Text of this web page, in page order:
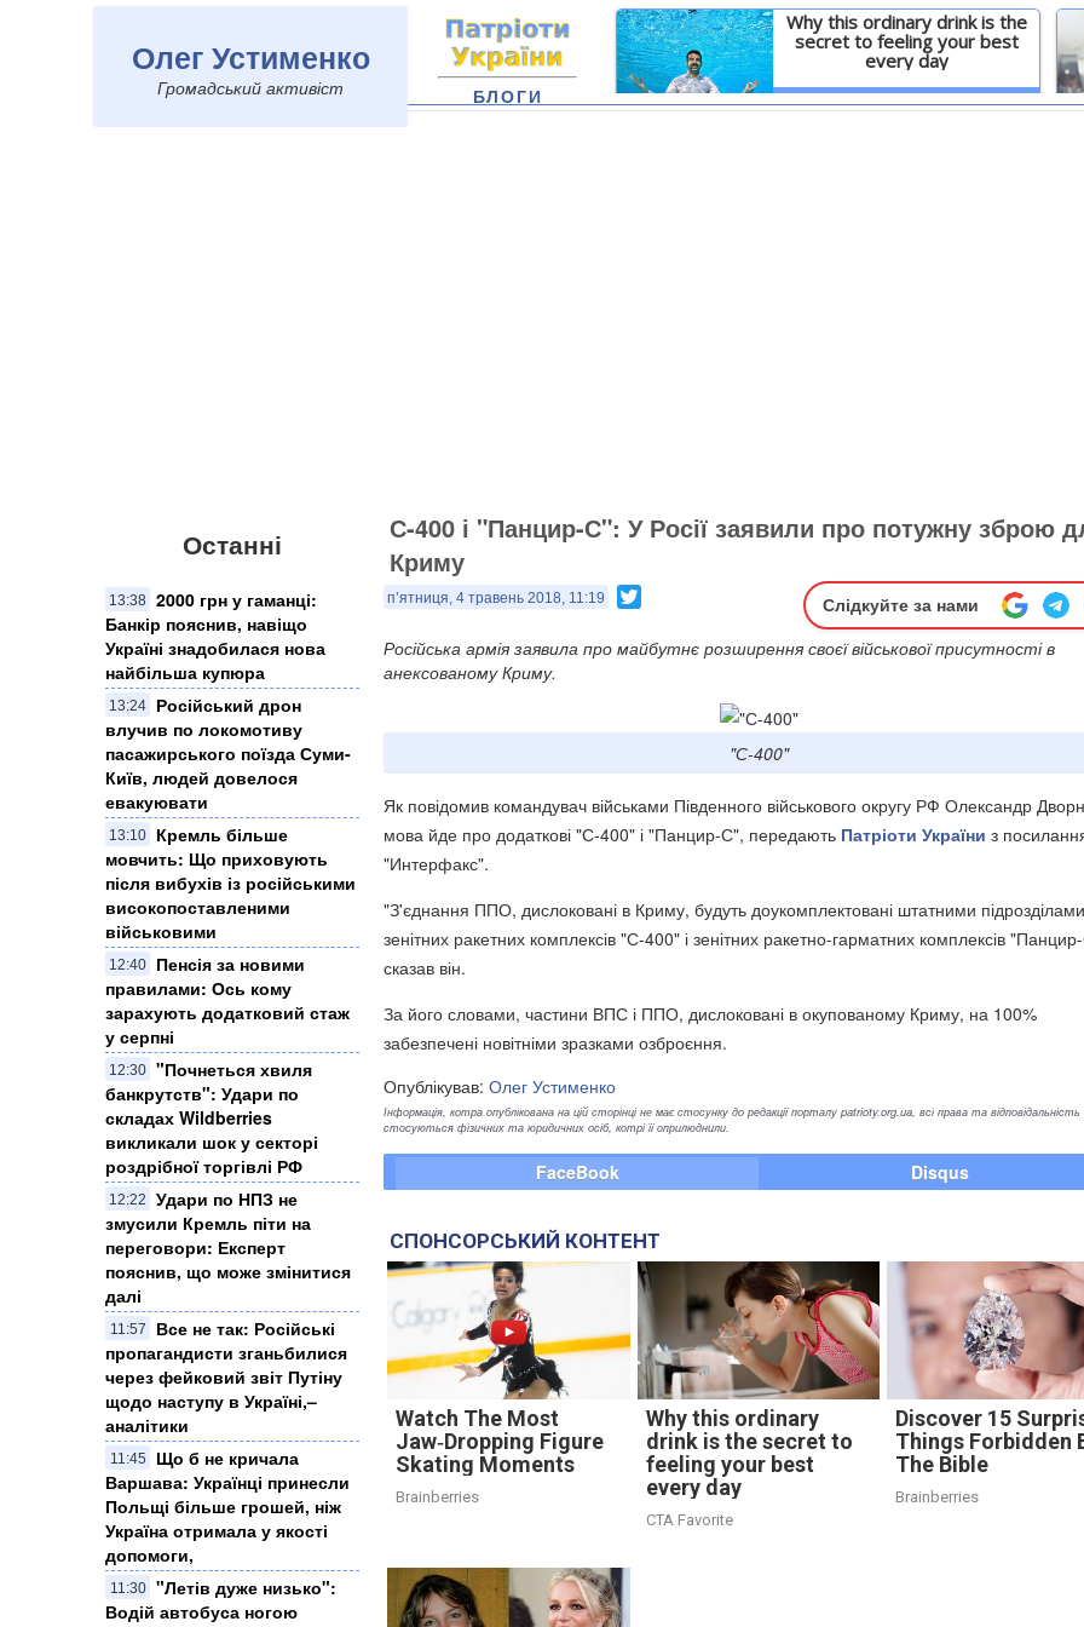
Олег Устименко
Громадський активіст
Why this ordinary drink is the
secret to feeling your best
every day
Детальніше
БЛОГИ
Останні
13:38 2000 грн у гаманці:
Банкір пояснив, навіщо
Україні знадобилася нова
найбільша купюра
13:24
Російський дрон
влучив по локомотиву
пасажирського поїзда Суми-
Київ, людей довелося
евакуювати
13:10
Кремль більше
мовчить: Що приховують
після вибухів із російськими
високопоставленими
військовими
12:40
Пенсія за новими
правилами: Ось кому
зарахують додатковий стаж
у серпні
12:30 "Почнеться хвиля
банкрутств": Удари по
складах Wildberries
викликали шок у секторі
роздрібної торгівлі РФ
12:22
Удари по НПЗ не
змусили Кремль піти на
переговори: Експерт
пояснив, що може змінитися
далі
11:57
Все не так: Російські
пропагандисти зганьбилися
через фейковий звіт Путіну
щодо наступу в Україні,–
аналітики
11:45
Що б не кричала
Варшава: Українці принесли
Польщі більше грошей, ніж
Україна отримала у якості
допомоги,
11:30
"Летів дуже низько":
Водій автобуса ногою
С-400 і "Панцир-С": У Росії заявили про потужну зброю
Криму
п’ятниця, 4 травень 2018, 11:19 Слідкуйте за нами
Російська армія заявила про майбутнє розширення своєї військової присутності в
анексованому Криму.
"С-400"
Як повідомив командувач військами Південного військового округу РФ Олександр
мова йде про додаткові "С-400" і "Панцир-С", передають Патріоти України з
"Интерфакс".
"З'єднання ППО, дислоковані в Криму, будуть доукомплектовані штатними підрозділами
зенітних ракетних комплексів "С-400" і зенітних ракетно-гарматних комплексів
сказав він.
За його словами, частини ВПС і ППО, дислоковані в окупованому Криму, на 100%
забезпечені новітніми зразками озброєння.
Опублікував: Олег Устименко
Інформація, котра опублікована на цій сторінці не має стосунку до редакції порталу patrioty.org.ua, всі права та відповідальність
стосуються фізичних та юридичних осіб, котрі її оприлюднили.
FaceBook Disqus
СПОНСОРСЬКИЙ КОНТЕНТ
Watch The Most
Jaw‑Dropping Figure
Skating Moments
Brainberries
Why this ordinary
drink is the secret to
feeling your best
every day
CTA Favorite
Discover 15
Things Forbidden
The Bible
Brainberries